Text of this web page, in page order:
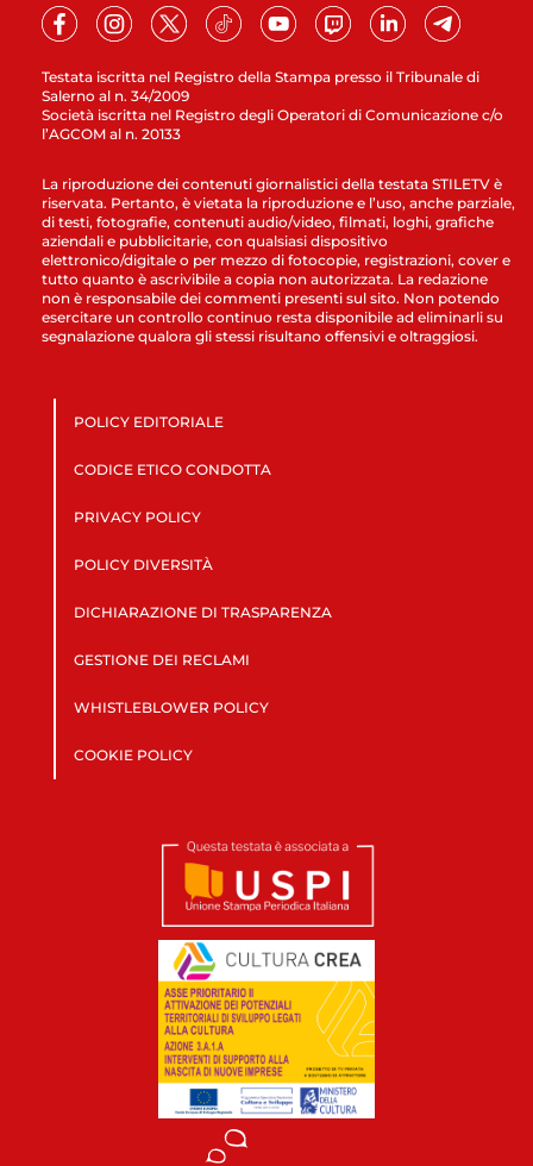
Testata iscritta nel Registro della Stampa presso il Tribunale di
Salerno al n. 34/2009
Società iscritta nel Registro degli Operatori di Comunicazione c/o
l’AGCOM al n. 20133
La riproduzione dei contenuti giornalistici della testata STILETV è
riservata. Pertanto, è vietata la riproduzione e l’uso, anche parziale,
di testi, fotografie, contenuti audio/video, filmati, loghi, grafiche
aziendali e pubblicitarie, con qualsiasi dispositivo
elettronico/digitale o per mezzo di fotocopie, registrazioni, cover e
tutto quanto è ascrivibile a copia non autorizzata. La redazione
non è responsabile dei commenti presenti sul sito. Non potendo
esercitare un controllo continuo resta disponibile ad eliminarli su
segnalazione qualora gli stessi risultano offensivi e oltraggiosi.
POLICY EDITORIALE
CODICE ETICO CONDOTTA
PRIVACY POLICY
POLICY DIVERSITÀ
DICHIARAZIONE DI TRASPARENZA
GESTIONE DEI RECLAMI
WHISTLEBLOWER POLICY
COOKIE POLICY